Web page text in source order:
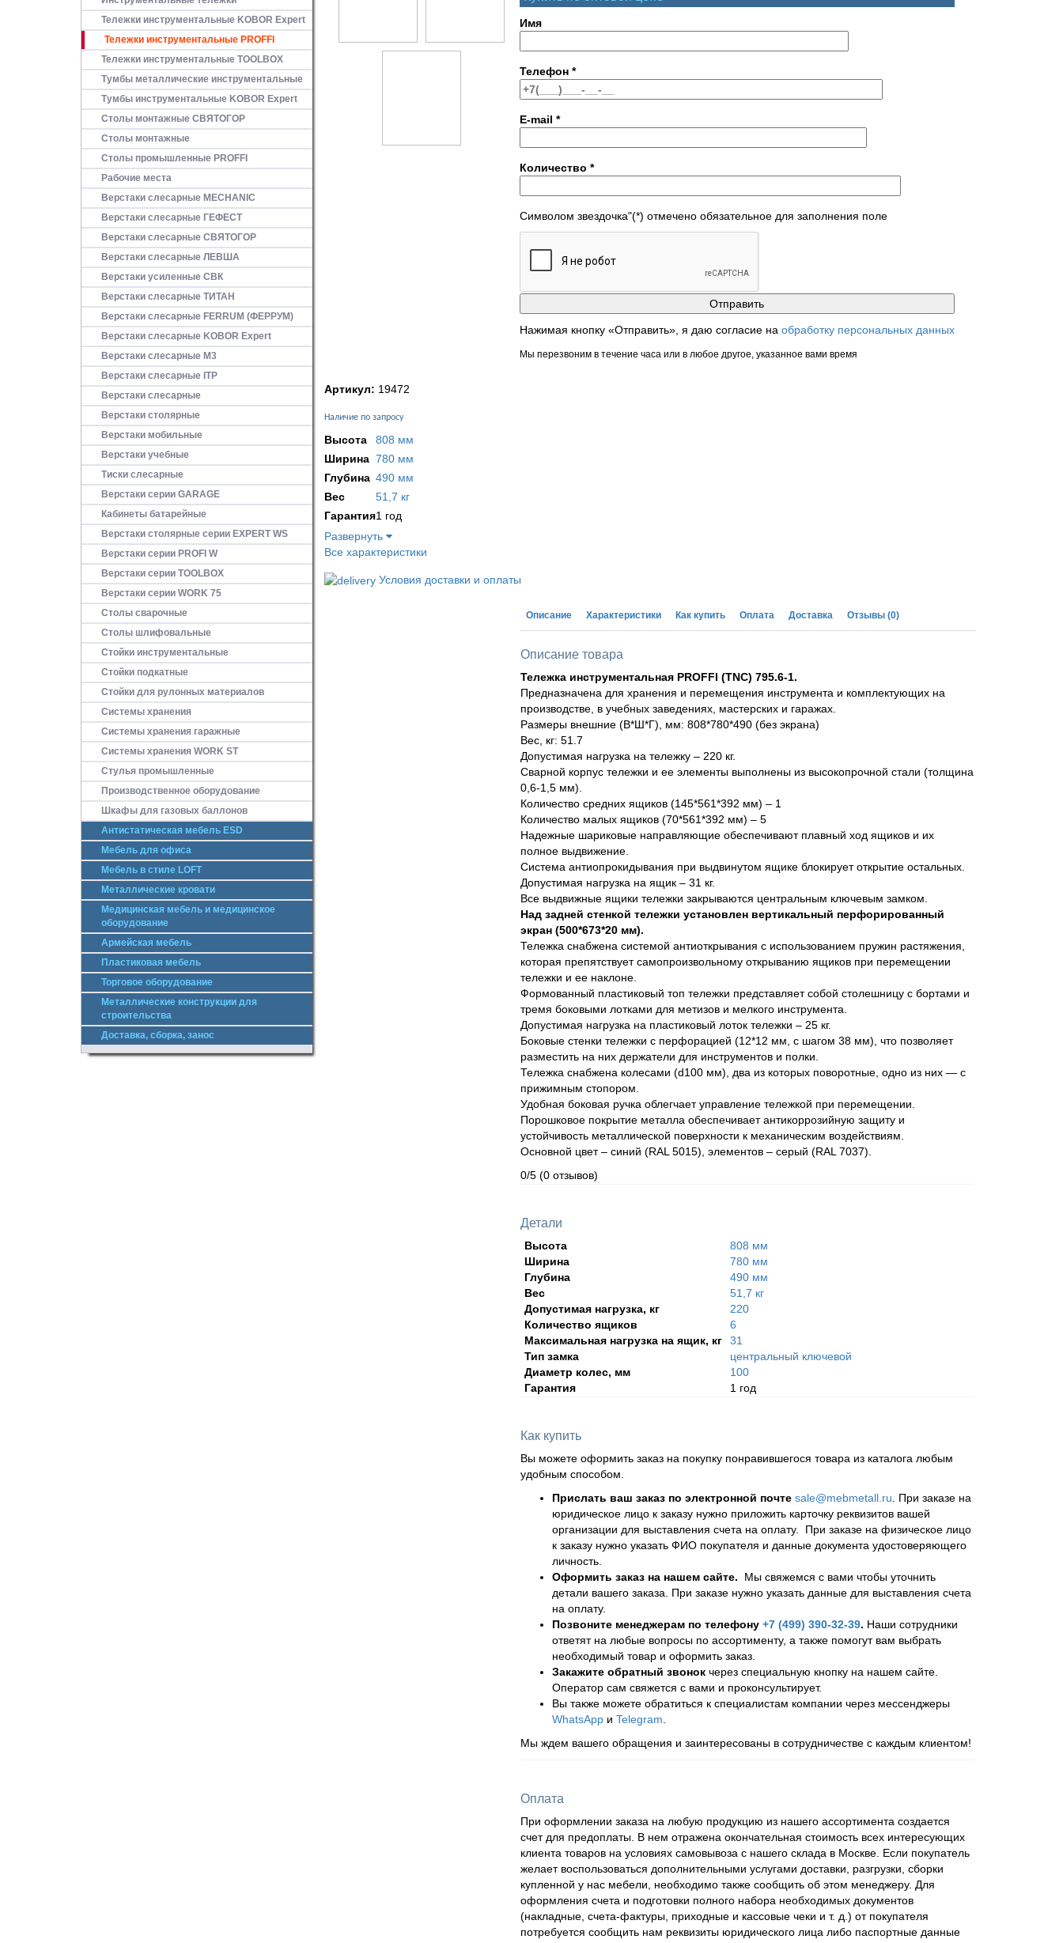
Тележки инструментальные KOBOR Expert
Тележки инструментальные PROFFI
Тележки инструментальные TOOLBOX
Тумбы металлические инструментальные
Тумбы инструментальные KOBOR Expert
Столы монтажные СВЯТОГОР
Столы монтажные
Столы промышленные PROFFI
Рабочие места
Верстаки слесарные MECHANIC
Верстаки слесарные ГЕФЕСТ
Верстаки слесарные СВЯТОГОР
Верстаки слесарные ЛЕВША
Верстаки усиленные СВК
Верстаки слесарные ТИТАН
Верстаки слесарные FERRUM (ФЕРРУМ)
Верстаки слесарные KOBOR Expert
Верстаки слесарные М3
Верстаки слесарные ITP
Верстаки слесарные
Верстаки столярные
Верстаки мобильные
Верстаки учебные
Тиски слесарные
Верстаки серии GARAGE
Кабинеты батарейные
Верстаки столярные серии EXPERT WS
Верстаки серии PROFI W
Верстаки серии TOOLBOX
Верстаки серии WORK 75
Столы сварочные
Столы шлифовальные
Стойки инструментальные
Стойки подкатные
Стойки для рулонных материалов
Системы хранения
Системы хранения гаражные
Системы хранения WORK ST
Стулья промышленные
Производственное оборудование
Шкафы для газовых баллонов
Антистатическая мебель ESD
Мебель для офиса
Мебель в стиле LOFT
Металлические кровати
Медицинская мебель и медицинское
оборудование
Армейская мебель
Пластиковая мебель
Торговое оборудование
Металлические конструкции для
строительства
Доставка, сборка, занос
Имя
Телефон *
E-mail *
Количество *
Символом звездочка"(*) отмечено обязательное для заполнения поле
Нажимая кнопку «Отправить», я даю согласие на обработку персональных данных
Мы перезвоним в течение часа или в любое другое, указанное вами время
Артикул: 19472
Наличие по запросу
Высота
808 мм
Ширина 780 мм
Глубина 490 мм
Вес
51,7 кг
Гарантия1 год
Развернуть
Все характеристики
Условия доставки и оплаты
Описание Характеристики Как купить Оплата Доставка Отзывы(0)
Описание товара
Тележка инструментальная PROFFI (TNC) 795.6-1.
Предназначена для хранения и перемещения инструмента и комплектующих на
производстве, в учебных заведениях, мастерских и гаражах.
Размеры внешние (В*Ш*Г), мм: 808*780*490 (без экрана)
Вес, кг: 51.7
Допустимая нагрузка на тележку – 220 кг.
Сварной корпус тележки и ее элементы выполнены из высокопрочной стали (толщина
0,6-1,5 мм).
Количество средних ящиков (145*561*392 мм) – 1
Количество малых ящиков (70*561*392 мм) – 5
Надежные шариковые направляющие обеспечивают плавный ход ящиков и их
полное выдвижение.
Система антиопрокидывания при выдвинутом ящике блокирует открытие остальных.
Допустимая нагрузка на ящик – 31 кг.
Все выдвижные ящики тележки закрываются центральным ключевым замком.
Над задней стенкой тележки установлен вертикальный перфорированный
экран (500*673*20 мм).
Тележка снабжена системой антиоткрывания с использованием пружин растяжения,
которая препятствует самопроизвольному открыванию ящиков при перемещении
тележки и ее наклоне.
Формованный пластиковый топ тележки представляет собой столешницу с бортами и
тремя боковыми лотками для метизов и мелкого инструмента.
Допустимая нагрузка на пластиковый лоток тележки – 25 кг.
Боковые стенки тележки с перфорацией (12*12 мм, с шагом 38 мм), что позволяет
разместить на них держатели для инструментов и полки.
Тележка снабжена колесами (d100 мм), два из которых поворотные, одно из них — с
прижимным стопором.
Удобная боковая ручка облегчает управление тележкой при перемещении.
Порошковое покрытие металла обеспечивает антикоррозийную защиту и
устойчивость металлической поверхности к механическим воздействиям.
Основной цвет – синий (RAL 5015), элементов – серый (RAL 7037).
0/5 (0 отзывов)
Детали
Высота
808 мм
Ширина
780 мм
Глубина
490 мм
Вес
51,7 кг
Допустимая нагрузка, кг
220
Количество ящиков
6
Максимальная нагрузка на ящик, кг
31
Тип замка
центральный ключевой
Диаметр колес, мм
100
Гарантия
1 год
Как купить
Вы можете оформить заказ на покупку понравившегося товара из каталога любым
удобным способом.
Прислать ваш заказ по электронной почте sale@mebmetall.ru. При заказе на
юридическое лицо к заказу нужно приложить карточку реквизитов вашей
организации для выставления счета на оплату. При заказе на физическое лицо
к заказу нужно указать ФИО покупателя и данные документа удостоверяющего
личность.
Оформить заказ на нашем сайте. Мы свяжемся с вами чтобы уточнить
детали вашего заказа. При заказе нужно указать данные для выставления счета
на оплату.
Позвоните менеджерам по телефону +7 (499) 390-32-39. Наши сотрудники
ответят на любые вопросы по ассортименту, а также помогут вам выбрать
необходимый товар и оформить заказ.
Закажите обратный звонокчерез специальную кнопку на нашем сайте.
Оператор сам свяжется с вами и проконсультирует.
Вы также можете обратиться к специалистам компании через мессенджеры
WhatsAppи Telegram.
Мы ждем вашего обращения и заинтересованы в сотрудничестве с каждым клиентом!
Оплата
При оформлении заказа на любую продукцию из нашего ассортимента создается
счет для предоплаты. В нем отражена окончательная стоимость всех интересующих
клиента товаров на условиях самовывоза с нашего склада в Москве. Если покупатель
желает воспользоваться дополнительными услугами доставки, разгрузки, сборки
купленной у нас мебели, необходимо также сообщить об этом менеджеру. Для
оформления счета и подготовки полного набора необходимых документов
(накладные, счета-фактуры, приходные и кассовые чеки и т. д.) от покупателя
потребуется сообщить нам реквизиты юридического лица либо паспортные данные